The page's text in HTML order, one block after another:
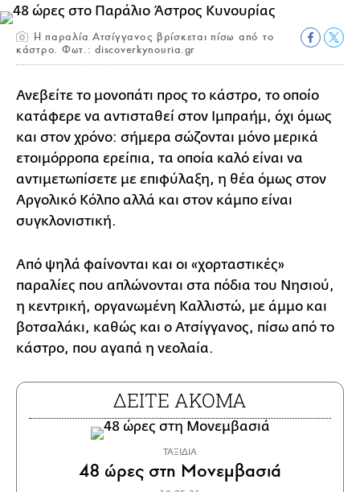
Η παραλία Ατσίγγανος βρίσκεται πίσω από το
κάστρο. Φωτ.: discoverkynouria.gr
Ανεβείτε το μονοπάτι προς το κάστρο, το οποίο
κατάφερε να αντισταθεί στον Ιμπραήμ, όχι όμως
και στον χρόνο: σήμερα σώζονται μόνο μερικά
ετοιμόρροπα ερείπια, τα οποία καλό είναι να
αντιμετωπίσετε με επιφύλαξη, η θέα όμως στον
Αργολικό Κόλπο αλλά και στον κάμπο είναι
συγκλονιστική.
Από ψηλά φαίνονται και οι «χορταστικές»
παραλίες που απλώνονται στα πόδια του Νησιού,
η κεντρική, οργανωμένη Καλλιστώ, με άμμο και
βοτσαλάκι, καθώς και ο Ατσίγγανος, πίσω από το
κάστρο, που αγαπά η νεολαία.
ΔΕΙΤΕ ΑΚΟΜΑ
ΤΑΞΙΔΙΑ
48 ώρες στη Μονεμβασιά